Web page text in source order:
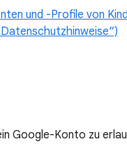
und -Profile von
Google-Konto zu